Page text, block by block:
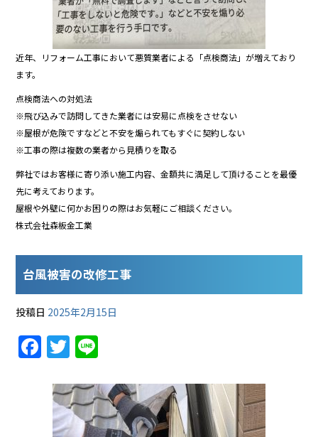
近年、リフォーム工事において悪質業者による「点検商法」が増えており
ます。
点検商法への対処法
※飛び込みで訪問してきた業者には安易に点検をさせない
※屋根が危険ですなどと不安を煽られてもすぐに契約しない
※工事の際は複数の業者から見積りを取る
弊社ではお客様に寄り添い施工内容、金額共に満足して頂けることを最優
先に考えております。
屋根や外壁に何かお困りの際はお気軽にご相談ください。
株式会社森板金工業
台風被害の改修工事
投稿日 2025年2月15日
F
a
c
e
T
w
itt
er
e